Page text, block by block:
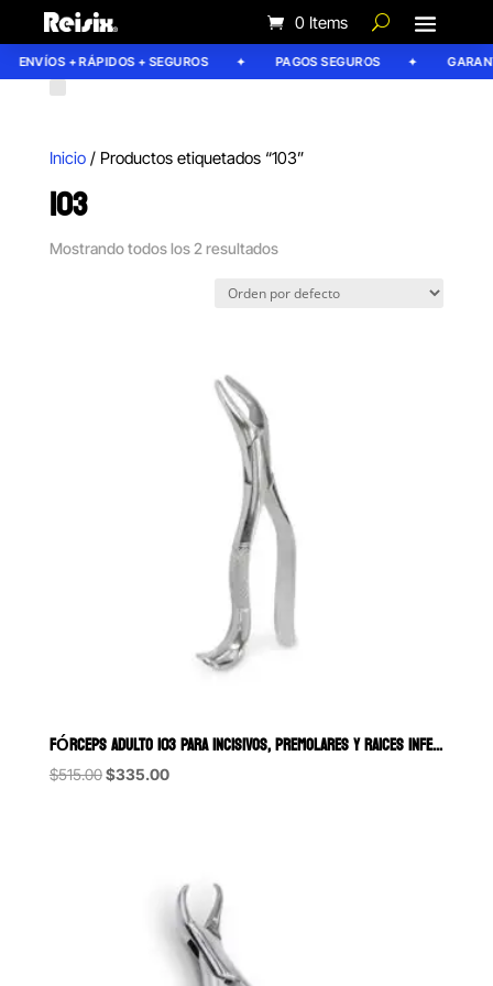
0 Items
ENVÍOS + RÁPIDOS + SEGUROS PAGOS SEGUROS
Inicio/ Productos etiquetados “103”
103
Mostrando todos los 2 resultados
FÓRCEPS ADULTO 103 PARA INCISIVOS, PREMOLARES Y RAICES INFERIORES
$515.00Original
$335.00Current